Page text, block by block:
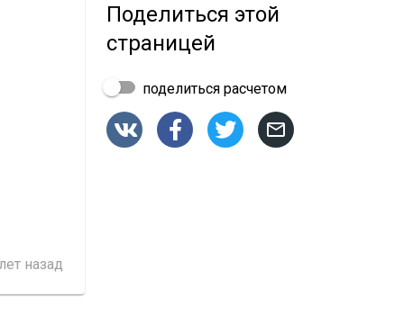
назад
Поделиться этой
страницей
поделиться расчетом
   